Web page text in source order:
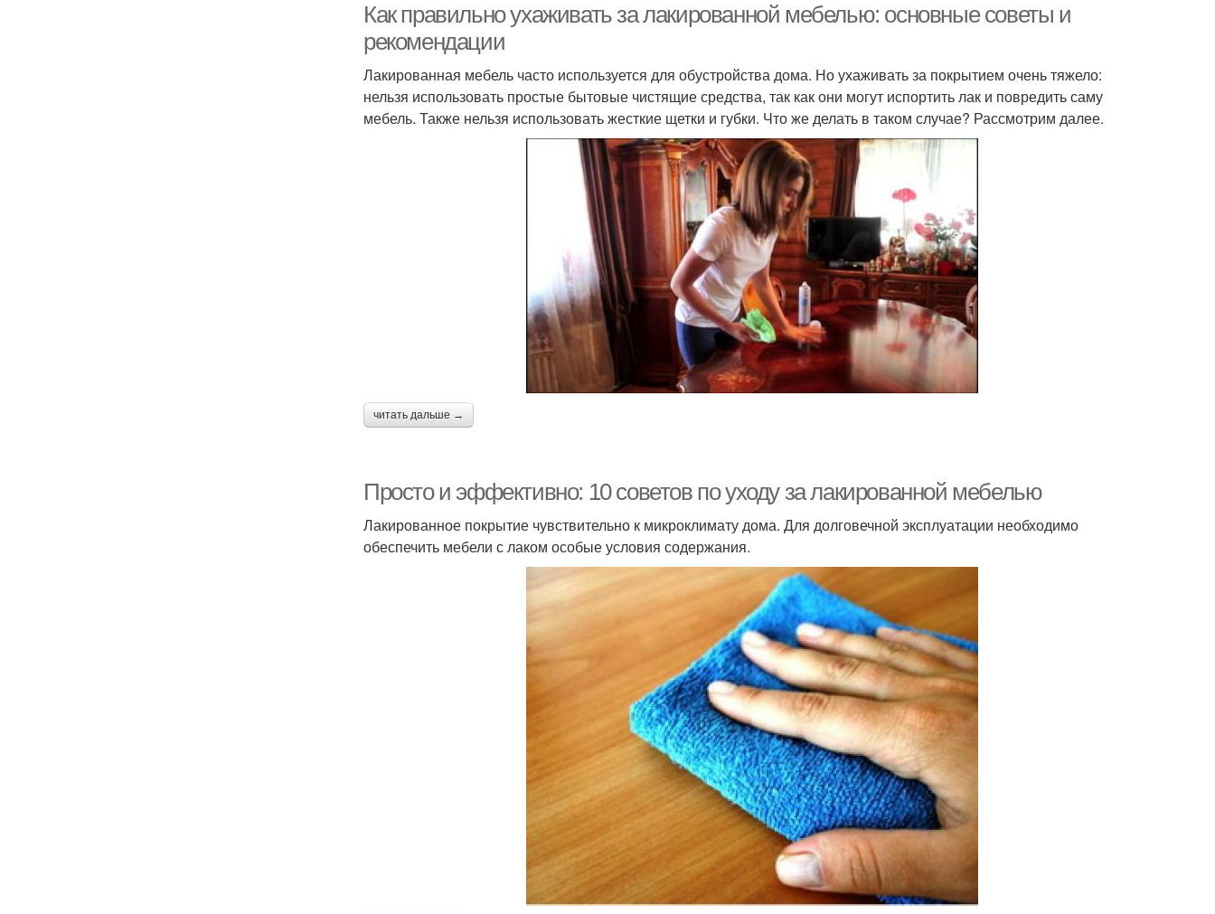
Как правильно ухаживать за лакированной мебелью: основные советы и
рекомендации
Лакированная мебель часто используется для обустройства дома. Но ухаживать за покрытием очень тяжело:
нельзя использовать простые бытовые чистящие средства, так как они могут испортить лак и повредить саму
мебель. Также нельзя использовать жесткие щетки и губки. Что же делать в таком случае? Рассмотрим далее.
читать дальше →
Просто и эффективно: 10 советов по уходу за лакированной мебелью
Лакированное покрытие чувствительно к микроклимату дома. Для долговечной эксплуатации необходимо
обеспечить мебели с лаком особые условия содержания.